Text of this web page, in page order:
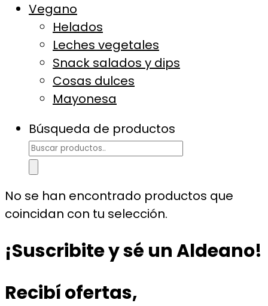
Vegano
Helados
Leches vegetales
Snack salados y dips
Cosas dulces
Mayonesa
Búsqueda de productos
No se han encontrado productos que
coincidan con tu selección.
¡Suscribite y sé un Aldeano!
Recibí ofertas,